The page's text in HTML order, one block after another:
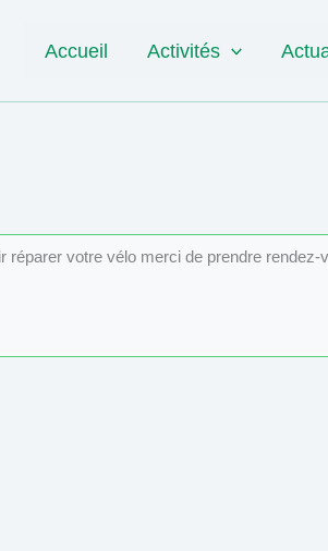
Accueil Activités
votre vélo merci de prendre